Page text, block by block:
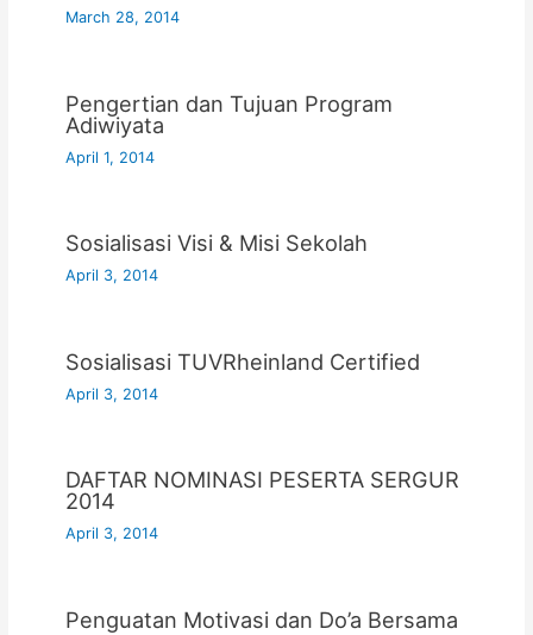
March 28, 2014
Pengertian dan Tujuan Program
Adiwiyata
April 1, 2014
Sosialisasi Visi & Misi Sekolah
April 3, 2014
Sosialisasi TUVRheinland Certified
April 3, 2014
DAFTAR NOMINASI PESERTA SERGUR
2014
April 3, 2014
Penguatan Motivasi dan Do’a Bersama